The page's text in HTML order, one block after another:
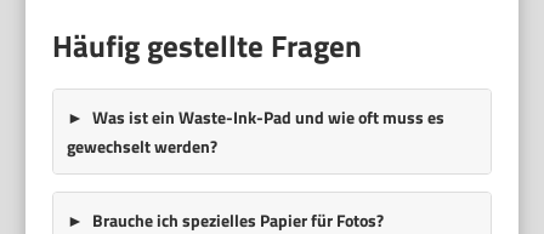
Häufig gestellte Fragen
Was ist ein Waste-Ink-Pad und wie oft muss es
gewechselt werden?
Brauche ich spezielles Papier für Fotos?